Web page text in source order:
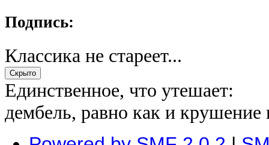
Подпись:
Классика не стареет...
Единственное, что утешает:
дембель, равно как и